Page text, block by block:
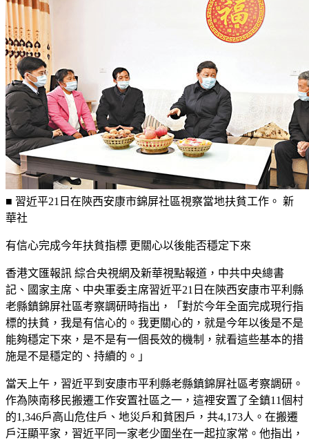
■ 習近平21日在陝西安康市錦屏社區視察當地扶貧工作。 新
華社
有信心完成今年扶貧指標 更關心以後能否穩定下來
香港文匯報訊 綜合央視網及新華視點報道，中共中央總書
記、國家主席、中央軍委主席習近平21日在陝西安康市平利縣
老縣鎮錦屏社區考察調研時指出，「對於今年全面完成現行指
標的扶貧，我是有信心的。我更關心的，就是今年以後是不是
能夠穩定下來，是不是有一個長效的機制，就看這些基本的措
施是不是穩定的、持續的。」
當天上午，習近平到安康市平利縣老縣鎮錦屏社區考察調研。
作為陝南移民搬遷工作安置社區之一，這裡安置了全鎮11個村
的1,346戶高山危住戶、地災戶和貧困戶，共4,173人。在搬遷
戶汪顯平家，習近平同一家老少圍坐在一起拉家常。他指出，